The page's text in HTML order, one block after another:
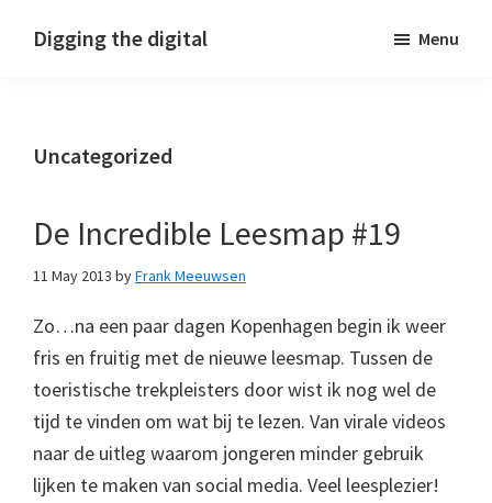
Digging the digital Menu
Uncategorized
De Incredible Leesmap #19
11 May 2013 byFrank Meeuwsen
Zo…na een paar dagen Kopenhagen begin ik weer
fris en fruitig met de nieuwe leesmap. Tussen de
toeristische trekpleisters door wist ik nog wel de
tijd te vinden om wat bij te lezen. Van virale videos
naar de uitleg waarom jongeren minder gebruik
lijken te maken van social media. Veel leesplezier!